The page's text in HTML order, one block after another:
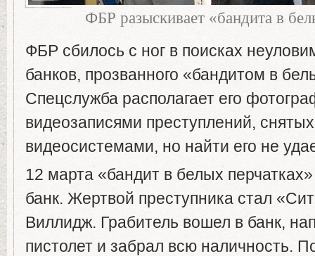
ФБР разыскивает «бандита в
ФБР сбилось с ног в поисках
банков, прозванного «бандитом в
Спецслужба располагает его
видеозаписями преступлений,
видеосистемами, но найти его не
12 марта «бандит в белых
банк. Жертвой преступника стал
Виллидж. Грабитель вошел в банк,
пистолет и забрал всю наличность.